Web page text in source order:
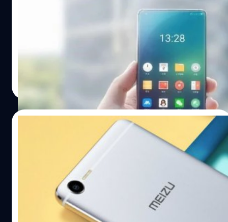
ปีนี้ถือเป็นเทรนด์ของมือถือจอไร้ขอบที่แบรนด์มือถือต่างหันมา
ใช้เป็นจุดขายสำคัญของมือถือในตระกูลเรือธง ล่าสุดทาง
Meizu อีกหนึ่งแบรนด์มือถือจากจีนก็มีแนวโน้มว่าจะทำมือถือ
จอไร้ขอบออกมาลุยตลาดเช่นกัน หลังจากมีรายงานปรับ
โครงสร้างการบริหารภายในเมื่อเร็วๆ นี้ รวมทั้ง Jack Wong
ประธานของ Meizu ก็ออกมาแย้มเป็นนัยว่า แม้ในปีนี้อาจจะยัง
เร็วเกินไป แต่ในปีหน้าก็มีความเป็นไปได้ในการทำมือถือจอไร้
ขอบออกมาเช่นเดียวกับ แบรนด์เจ้าอื่น
| 3371 days ago
เปิดตัว Meizu E2 โชว์ความแปลกด้วยแฟลช
LED แบบแบน 4 ดวง!
บริษัท Meizu ออกมาประกาศถึง Meizu E2 โทรศัพท์รุ่นใหม่ซึ่ง
มาพร้อมกับชิปเซ็ท Mediatek ระบบปฏิบัติการ Flyme 6.0
และกล้องคุณภาพดี แต่น่าเสียดายที่มีแค่ในประเทศจีนเท่านั้น